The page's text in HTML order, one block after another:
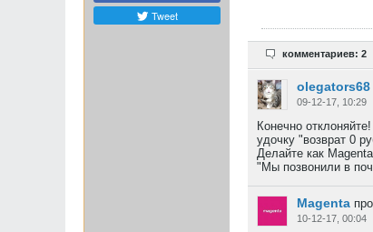
Tweet
комментариев: 2
olegators68
09-12-17, 10:29
Конечно
удочку "возврат 0
Делайте как Magenta
"Мы позвонили в
Magenta
10-12-17, 00:04